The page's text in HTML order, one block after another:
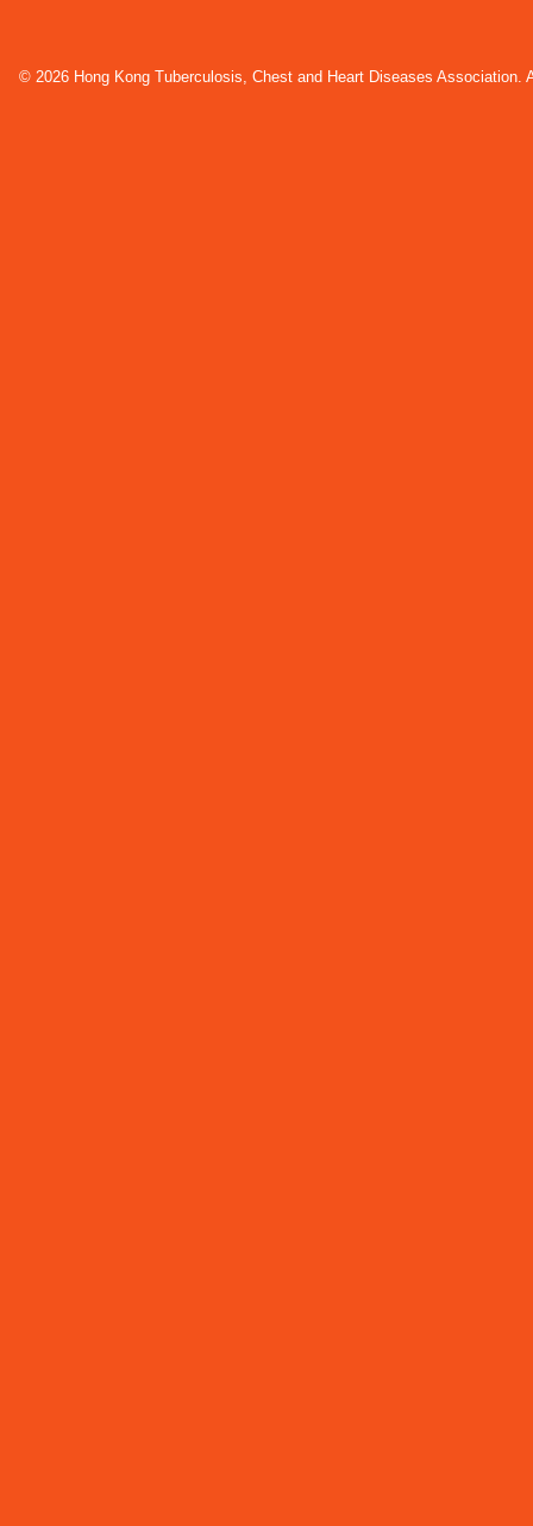
© 2026 Hong Kong Tuberculosis, Chest and Heart Diseases Association.